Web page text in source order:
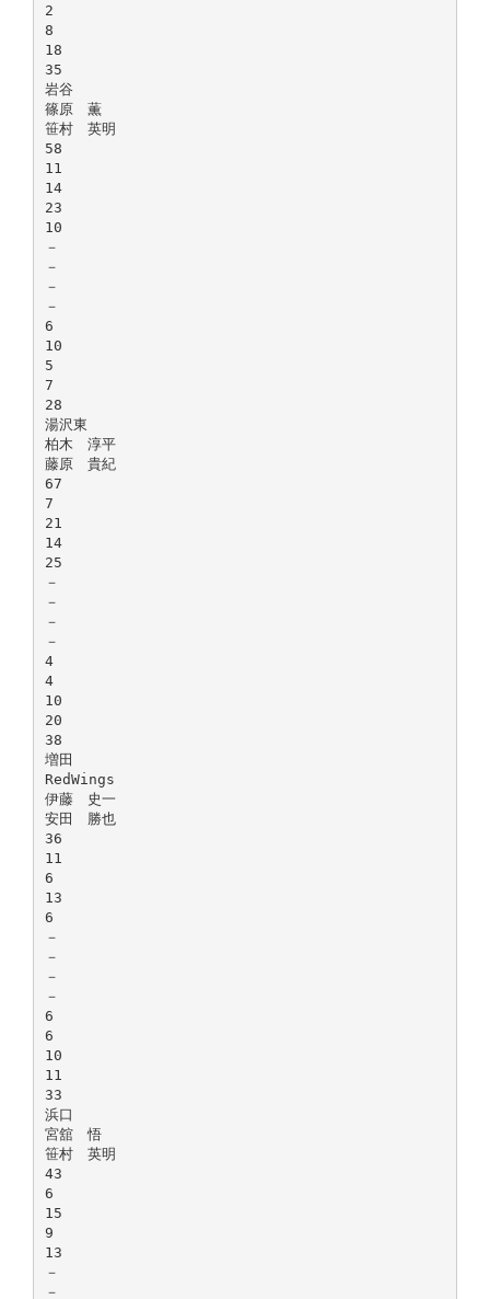
2
8
18
35
岩谷
篠原 薫
笹村 英明
58
11
14
23
10
－
－
－
－
6
10
5
7
28
湯沢東
柏木 淳平
藤原 貴紀
67
7
21
14
25
－
－
－
－
4
4
10
20
38
増田
RedWings
伊藤 史一
安田 勝也
36
11
6
13
6
－
－
－
－
6
6
10
11
33
浜口
宮舘 悟
笹村 英明
43
6
15
9
13
－
－